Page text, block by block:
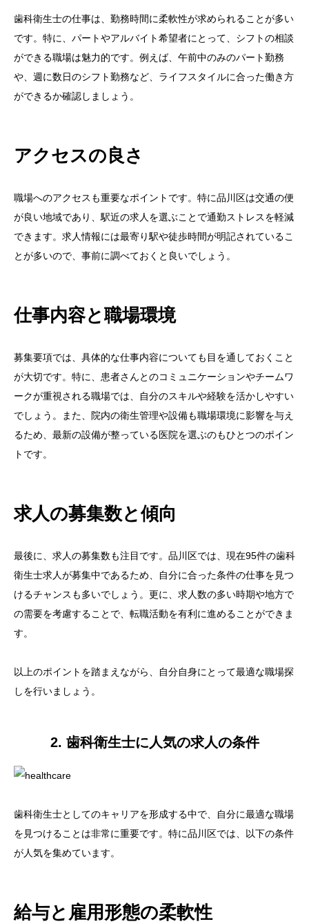
歯科衛生士の仕事は、勤務時間に柔軟性が求められることが多い
です。特に、パートやアルバイト希望者にとって、シフトの相談
ができる職場は魅力的です。例えば、午前中のみのパート勤務
や、週に数日のシフト勤務など、ライフスタイルに合った働き方
ができるか確認しましょう。
アクセスの良さ
職場へのアクセスも重要なポイントです。特に品川区は交通の便
が良い地域であり、駅近の求人を選ぶことで通勤ストレスを軽減
できます。求人情報には最寄り駅や徒歩時間が明記されているこ
とが多いので、事前に調べておくと良いでしょう。
仕事内容と職場環境
募集要項では、具体的な仕事内容についても目を通しておくこと
が大切です。特に、患者さんとのコミュニケーションやチームワ
ークが重視される職場では、自分のスキルや経験を活かしやすい
でしょう。また、院内の衛生管理や設備も職場環境に影響を与え
るため、最新の設備が整っている医院を選ぶのもひとつのポイン
トです。
求人の募集数と傾向
最後に、求人の募集数も注目です。品川区では、現在95件の歯科
衛生士求人が募集中であるため、自分に合った条件の仕事を見つ
けるチャンスも多いでしょう。更に、求人数の多い時期や地方で
の需要を考慮することで、転職活動を有利に進めることができま
す。
以上のポイントを踏まえながら、自分自身にとって最適な職場探
しを行いましょう。
2. 歯科衛生士に人気の求人の条件
歯科衛生士としてのキャリアを形成する中で、自分に最適な職場
を見つけることは非常に重要です。特に品川区では、以下の条件
が人気を集めています。
給与と雇用形態の柔軟性